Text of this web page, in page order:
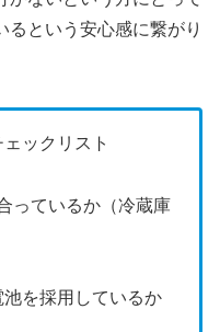
るという安心感に繋がり
ックリスト
っているか（冷蔵庫
池を採用しているか